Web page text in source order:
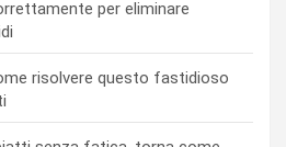
per eliminare
risolvere questo fastidioso